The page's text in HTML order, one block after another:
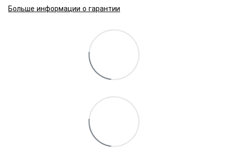
Больше информации о гарантии